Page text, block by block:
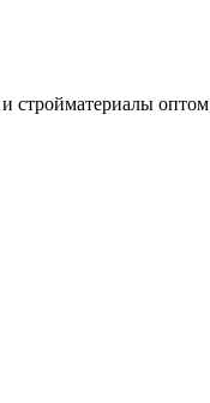
стройматериалы оптом